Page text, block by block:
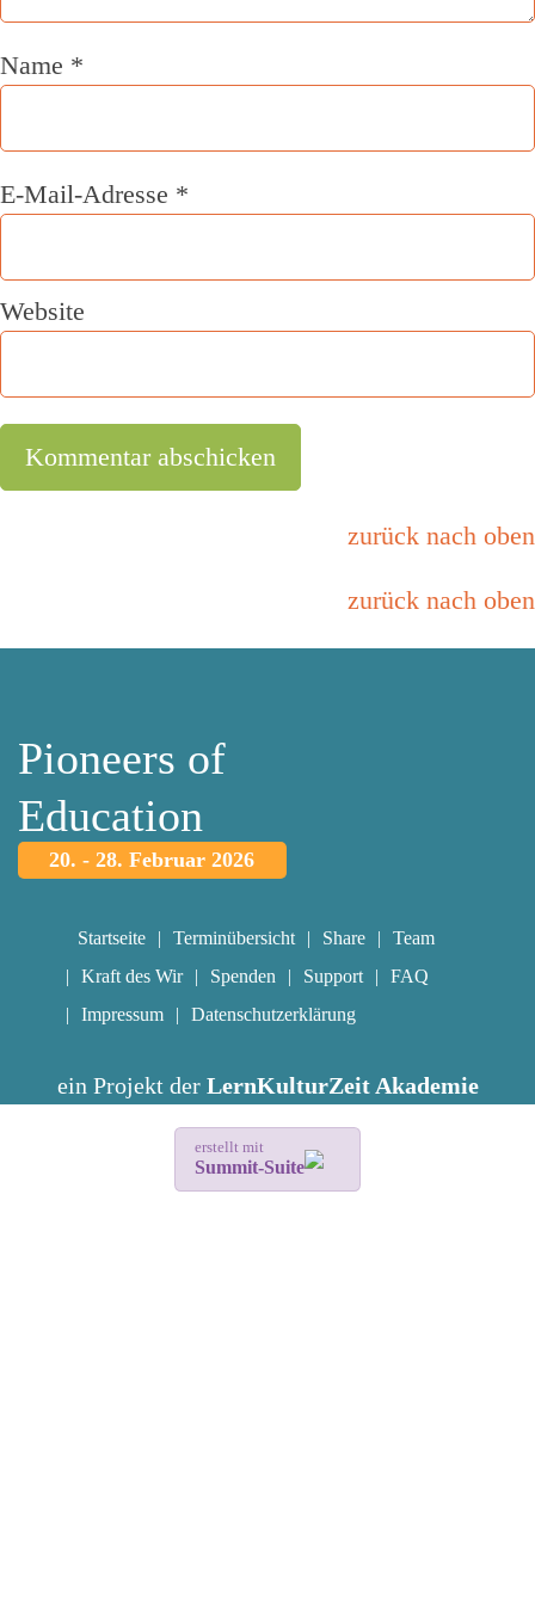
Name *
E-Mail-Adresse *
Website
zurück nach oben
zurück nach oben
Pioneers of
Education
20. - 28. Februar 2026
Startseite Terminübersicht Share
Team
Kraft des Wir
Spenden Support
FAQ
Impressum
Datenschutzerklärung
ein Projekt der LernKulturZeit Akademie
erstellt mit
Summit-Suite